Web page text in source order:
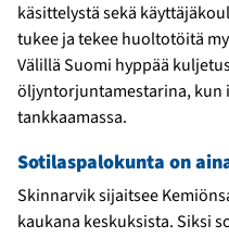
käsittelystä sekä
tukee ja tekee huoltotöitä
Välillä Suomi hyppää
öljyntorjuntamestarina, kun
tankkaamassa.
Sotilaspalokunta on
Skinnarvik sijaitsee
kaukana keskuksista. Siksi